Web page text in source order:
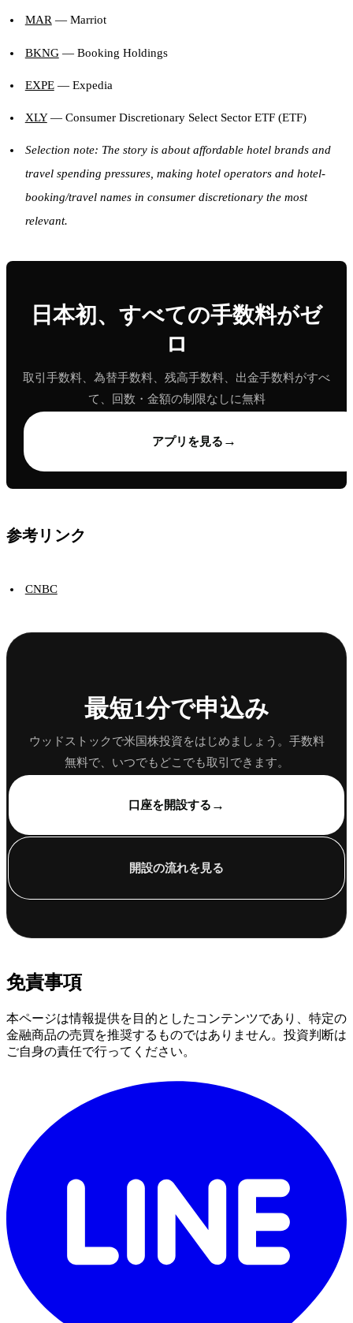
MAR— Marriot
BKNG— Booking Holdings
EXPE— Expedia
XLY— Consumer Discretionary Select Sector ETF (ETF)
Selection note: The story is about affordable hotel brands and
travel spending pressures, making hotel operators and hotel-
booking/travel names in consumer discretionary the most
relevant.
日本初、すべての手数料がゼ
ロ
取引手数料、為替手数料、残高手数料、出金手数料がすべ
て、回数・金額の制限なしに無料
アプリを見る →
参考リンク
CNBC
最短1分で申込み
ウッドストックで米国株投資をはじめましょう。手数料
無料で、いつでもどこでも取引できます。
口座を開設する →
開設の流れを見る
免責事項
本ページは情報提供を目的としたコンテンツであり、特定の
金融商品の売買を推奨するものではありません。投資判断は
ご自身の責任で行ってください。